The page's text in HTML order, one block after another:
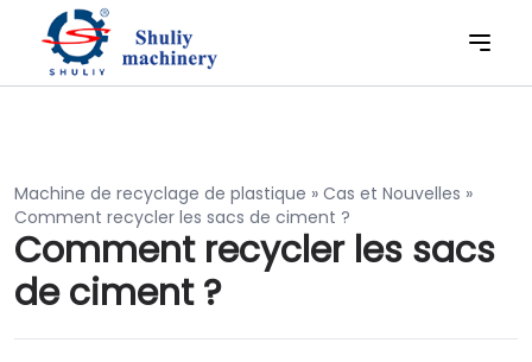
Machine de recyclage de plastique » Cas et Nouvelles »
Comment recycler les sacs de ciment ?
Comment recycler les sacs
de ciment ?